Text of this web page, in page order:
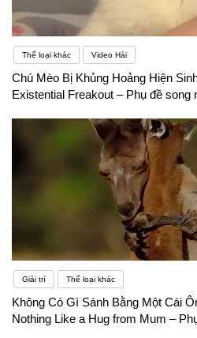
Thể loại khác Video Hài
Chú Mèo Bị Khủng Hoảng Hiện
Existential Freakout – Phụ đề song
Giải trí Thể loại khác
Không Có Gì Sánh Bằng Một Cái
Nothing Like a Hug from Mum –